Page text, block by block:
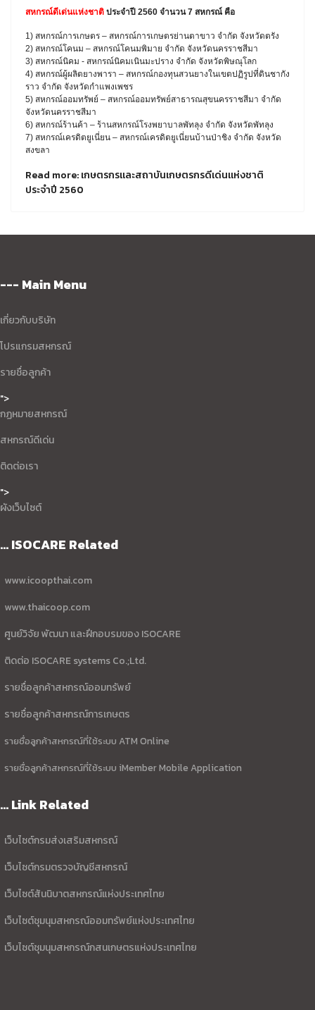
สหกรณ์ดีเด่นแห่งชาติ ประจำปี 2560 จำนวน 7 สหกรณ์ คือ
1) สหกรณ์การเกษตร – สหกรณ์การเกษตรย่านตาขาว จำกัด จังหวัดตรัง
2) สหกรณ์โคนม – สหกรณ์โคนมพิมาย จำกัด จังหวัดนครราชสีมา
3) สหกรณ์นิคม - สหกรณ์นิคมเนินมะปราง จำกัด จังหวัดพิษณุโลก
4) สหกรณ์ผู้ผลิตยางพารา – สหกรณ์กองทุนสวนยางในเขตปฏิรูปที่ดินชากัง
ราว จำกัด จังหวัดกำแพงเพชร
5) สหกรณ์ออมทรัพย์ – สหกรณ์ออมทรัพย์สาธารณสุขนครราชสีมา จำกัด
จังหวัดนครราชสีมา
6) สหกรณ์ร้านค้า – ร้านสหกรณ์โรงพยาบาลพัทลุง จำกัด จังหวัดพัทลุง
7) สหกรณ์เครดิตยูเนี่ยน – สหกรณ์เครดิตยูเนี่ยนบ้านป่าชิง จำกัด จังหวัด
สงขลา
Read more: เกษตรกรและสถาบันเกษตรกรดีเด่นแห่งชาติ
ประจำปี 2560
--- Main Menu
เกี่ยวกับบริษัท
โปรแกรมสหกรณ์
รายชื่อลูกค้า
">
กฏหมายสหกรณ์
สหกรณ์ดีเด่น
ติดต่อเรา
">
ผังเว็บไซต์
... ISOCARE Related
www.icoopthai.com
www.thaicoop.com
ศูนย์วิจัย พัฒนา และฝึกอบรมของ ISOCARE
ติดต่อ ISOCARE systems Co.;Ltd.
รายชื่อลูกค้าสหกรณ์ออมทรัพย์
รายชื่อลูกค้าสหกรณ์การเกษตร
รายชื่อลูกค้าสหกรณ์ที่ใช้ระบบ ATM Online
รายชื่อลูกค้าสหกรณ์ที่ใช้ระบบ iMember Mobile Application
... Link Related
เว็บไซต์กรมส่งเสริมสหกรณ์
เว็บไซต์กรมตรวจบัญชีสหกรณ์
เว็บไซต์สันนิบาตสหกรณ์แห่งประเทศไทย
เว็บไซต์ชุมนุมสหกรณ์ออมทรัพย์แห่งประเทศไทย
เว็บไซต์ชุมนุมสหกรณ์กสนเกษตรแห่งประเทศไทย